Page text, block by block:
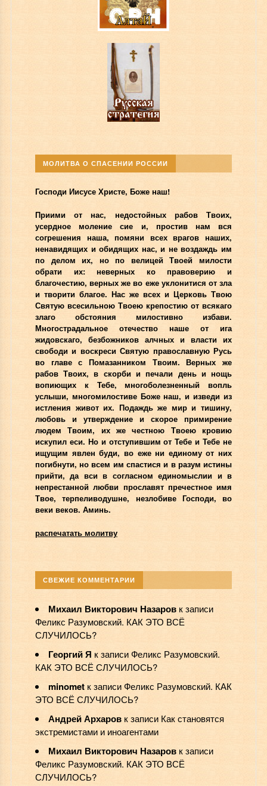
МОЛИТВА О СПАСЕНИИ РОССИИ
Господи Иисусе Христе, Боже наш!
Приими от нас, недостойных рабов Твоих,
усердное моление сие и, простив нам вся
согрешения наша, помяни всех врагов наших,
ненавидящих и обидящих нас, и не воздаждь им
по делом их, но по велицей Твоей милости
обрати их: неверных ко правоверию и
благочестию, верных же во еже уклонитися от зла
и творити благое. Нас же всех и Церковь Твою
Святую всесильною Твоею крепостию от всякаго
злаго обстояния милостивно избави.
Многострадальное отечество наше от ига
жидовскаго, безбожников алчных и власти их
свободи и воскреси Святую православную Русь
во главе с Помазанником Твоим. Верных же
рабов Твоих, в скорби и печали день и нощь
вопиющих к Тебе, многоболезненный вопль
услыши, многомилостиве Боже наш, и изведи из
истления живот их. Подаждь же мир и тишину,
любовь и утверждение и скорое примирение
людем Твоим, их же честною Твоею кровию
искупил еси. Но и отступившим от Тебе и Тебе не
ищущим явлен буди, во еже ни единому от них
погибнути, но всем им спастися и в разум истины
прийти, да вси в согласном единомыслии и в
непрестанной любви прославят пречестное имя
Твое, терпеливодушне, незлобиве Господи, во
веки веков. Аминь.
распечатать молитву
СВЕЖИЕ КОММЕНТАРИИ
Михаил Викторович Назаровк записи
Феликс Разумовский. КАК ЭТО ВСЁ
СЛУЧИЛОСЬ?
Георгий Я к записиФеликс Разумовский.
КАК ЭТО ВСЁ СЛУЧИЛОСЬ?
minometк записиФеликс Разумовский. КАК
ЭТО ВСЁ СЛУЧИЛОСЬ?
Андрей Архаровк записи Как становятся
экстремистами и иноагентами
Михаил Викторович Назаровк записи
Феликс Разумовский. КАК ЭТО ВСЁ
СЛУЧИЛОСЬ?